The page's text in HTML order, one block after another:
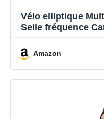
Vélo elliptique
Selle fréquence
Amazon